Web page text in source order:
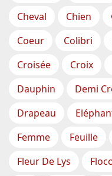
Cheval
Chien
Coeur
Colibri
Croisée
Croix
Dauphin
Demi
Drapeau
Femme
Feuille
Fleur De Lys